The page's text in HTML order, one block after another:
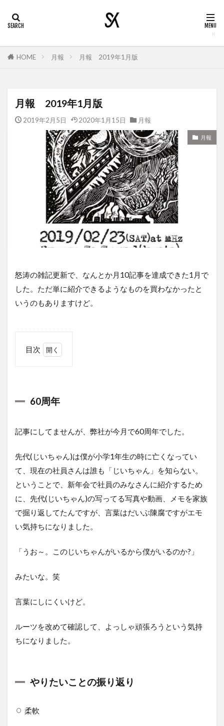
HOME 月報 月報 2019年1月版
月報 2019年1月版
2019年2月5日 2020年1月15日 月報
月報
怒涛の雑記更新で、なんとか月10記事を達成できた1月で
した。ただ単に紹介できるようなものを買わなかったと
いうのもありますけど。
目次
り
こ
と
の
振
り
り
3
の
と
60周年
記事にしてませんが、弊社が今月で60周年でした。
先代(じいちゃん)は僕が小学1年生の時に亡くなってい
て、現在の社員さんは誰も「じいちゃん」を知らない。
ということで、新年会で社員のみなさんに紹介するため
に、先代(じいちゃん)の写ってる写真や動画、メモを家族
で掘り返してたんですが、言葉はだいぶ陳腐ですがエモ
い気持ちになりました。
「うお～。このじいちゃんがいるから僕がいるのか?」
みたいな。笑
言葉にしにくいけど。
ルーツを改めて確認して、よっしゃ頑張ろうという気持
ちになりました。
やりたいことの振り返り
柔軟